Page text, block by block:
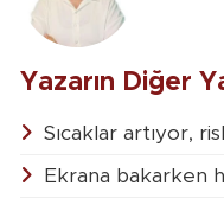
Yazarın Diğer
Sıcaklar artıyor,
Ekrana bakarken